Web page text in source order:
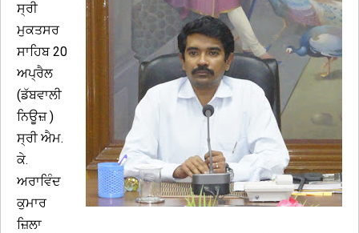
ਸ੍ਰੀ
ਮੁਕਤਸਰ
ਸਾਹਿਬ 20
ਅਪ੍ਰੈਲ
(ਡੱਬਵਾਲੀ
ਨਿਊਜ਼ )
ਸ੍ਰੀ ਐਮ.
ਕੇ.
ਅਰਾਵਿੰਦ
ਕੁਮਾਰ
ਜ਼ਿਲਾ